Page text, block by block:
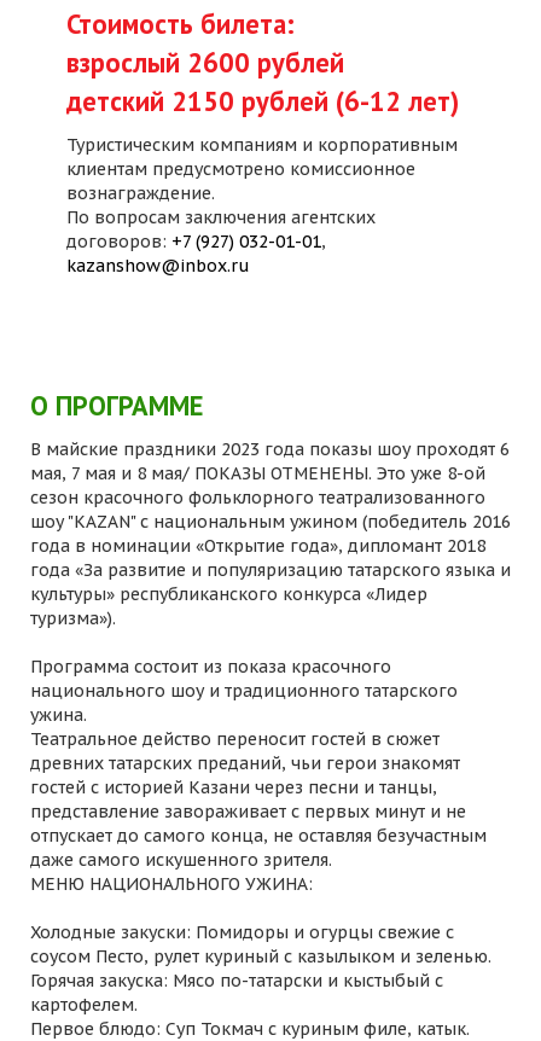
Стоимость билета:
взрослый 2600 рублей
детский 2150 рублей (6-12 лет)
Туристическим компаниям и корпоративным
клиентам предусмотрено комиссионное
вознаграждение.
По вопросам заключения агентских
договоров: +7 (927) 032-01-01,
kazanshow@inbox.ru
О ПРОГРАММЕ
В майские праздники 2023 года показы шоу проходят 6
мая, 7 мая и 8 мая/ ПОКАЗЫ ОТМЕНЕНЫ. Это уже 8-ой
сезон красочного фольклорного театрализованного
шоу "KAZAN" с национальным ужином (победитель 2016
года в номинации «Открытие года», дипломант 2018
года «За развитие и популяризацию татарского языка и
культуры» республиканского конкурса «Лидер
туризма»).
Программа состоит из показа красочного
национального шоу и традиционного татарского
ужина.
Театральное действо переносит гостей в сюжет
древних татарских преданий, чьи герои знакомят
гостей с историей Казани через песни и танцы,
представление завораживает с первых минут и не
отпускает до самого конца, не оставляя безучастным
даже самого искушенного зрителя.
МЕНЮ НАЦИОНАЛЬНОГО УЖИНА:
Холодные закуски: Помидоры и огурцы свежие с
соусом Песто, рулет куриный с казылыком и зеленью.
Горячая закуска: Мясо по-татарски и кыстыбый с
картофелем.
Первое блюдо: Суп Токмач с куриным филе, катык.